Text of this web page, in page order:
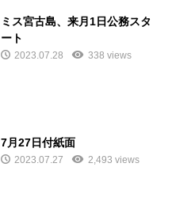
ミス宮古島、来月1日公務スタ
ート
2023.07.28 338 views
7月27日付紙面
2023.07.27 2,493 views